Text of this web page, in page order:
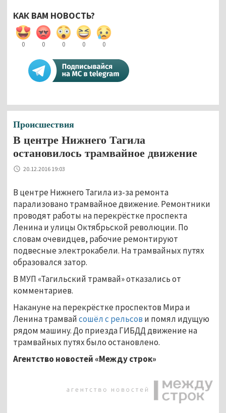
КАК ВАМ НОВОСТЬ?
0 0 0 0 0
Происшествия
В центре Нижнего Тагила
остановилось трамвайное движение
20.12.2016 19:03
В центре Нижнего Тагила из-за ремонта
парализовано трамвайное движение. Ремонтники
проводят работы на перекрёстке проспекта
Ленина и улицы Октябрьской революции. По
словам очевидцев, рабочие ремонтируют
подвесные электрокабели. На трамвайных путях
образовался затор.
В МУП «Тагильский трамвай» отказались от
комментариев.
Накануне на перекрёстке проспектов Мира и
Ленина трамвайсошёл с рельсов и помял идущую
рядом машину. До приезда ГИБДД движение на
трамвайных путях было остановлено.
Агентство новостей «Между строк»